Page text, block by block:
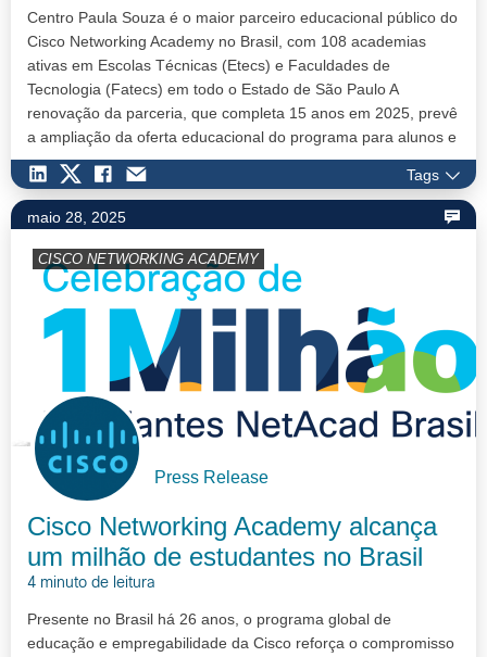
Centro Paula Souza é o maior parceiro educacional público do
Cisco Networking Academy no Brasil, com 108 academias
ativas em Escolas Técnicas (Etecs) e Faculdades de
Tecnologia (Fatecs) em todo o Estado de São Paulo A
renovação da parceria, que completa 15 anos em 2025, prevê
a ampliação da oferta educacional do programa para alunos e
docentes da rede A inco…
Tags
maio 28, 2025
CISCO NETWORKING ACADEMY
Press Release
Cisco Networking Academy alcança
um milhão de estudantes no Brasil
4 minuto de leitura
Presente no Brasil há 26 anos, o programa global de
educação e empregabilidade da Cisco reforça o compromisso